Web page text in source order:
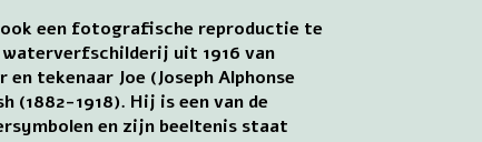
ook een fotografische reproductie te
waterverfschilderij uit 1916 van
en tekenaar Joe (Joseph Alphonse
(1882-1918). Hij is een van de
en zijn beeltenis staat